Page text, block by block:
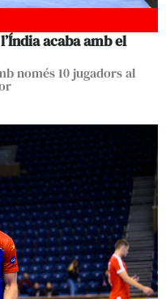
acaba amb el
només 10 jugadors al